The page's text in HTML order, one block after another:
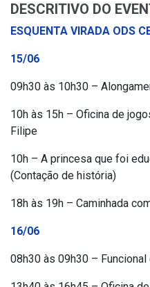
DESCRITIVO DO
ESQUENTA VIRADA ODS
15/06
09h30 às 10h30 –
10h às 15h – Oficina de
Filipe
10h – A princesa que foi
(Contação de história)
18h às 19h – Caminhada
16/06
08h30 às 09h30 –